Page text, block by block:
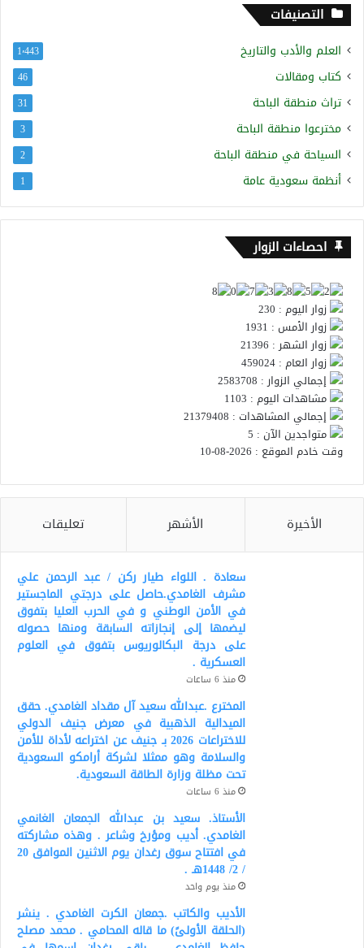
التصنيفات
العلم والأدب والتاريخ 1٬443
كتاب ومقالات 46
تراث منطقة الباحة 31
مخترعوا منطقة الباحة 3
السياحة في منطقة الباحة 2
أنظمة سعودية عامة 1
احصاءات الزوار
زوار اليوم : 230
زوار الأمس : 1931
زوار الشهر : 21396
زوار العام : 459024
إجمالي الزوار : 2583708
مشاهدات اليوم : 1103
إجمالي المشاهدات : 21379408
متواجدين الآن : 5
وقت خادم الموقع : 2026-08-10
الأخيرة الأشهر تعليقات
سعادة . اللواء طيار ركن / عبد الرحمن علي
مشرف الغامدي.حاصل على درجتي الماجستير
في الأمن الوطني و في الحرب العليا بتفوق
ليضمها إلى إنجازاته السابقة ومنها حصوله
على درجة البكالوريوس بتفوق في العلوم
العسكرية .
منذ 6 ساعات
المخترع .عبدالله سعيد آل مقداد الغامدي. حقق
الميدالية الذهبية في معرض جنيف الدولي
للاختراعات 2026 بـ جنيف عن اختراعه لأداة للأمن
والسلامة وهو ممثلا لشركة أرامكو السعودية
تحت مظلة وزارة الطاقة السعودية.
منذ 6 ساعات
الأستاذ. سعيد بن عبدالله الجمعان الغانمي
الغامدي. أديب ومؤرخ وشاعر . وهذه مشاركته
في افتتاح سوق رغدان يوم الاثنين الموافق 20
/ 2/ 1448هـ .
منذ يوم واحد
الأديب والكاتب .جمعان الكرت الغامدي . ينشر
(الحلقة الأولىً) ما قاله المحامي . محمد مصلح